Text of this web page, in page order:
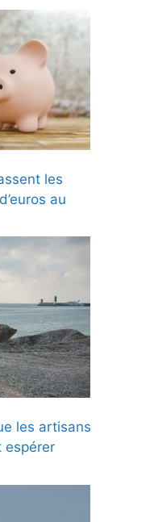
les
au
les artisans
espérer